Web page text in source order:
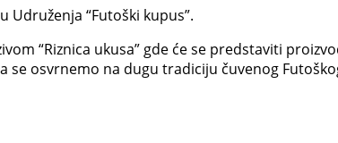
Udruženja “Futoški kupus”.
“Riznica ukusa” gde će se predstaviti
se osvrnemo na dugu tradiciju čuvenog